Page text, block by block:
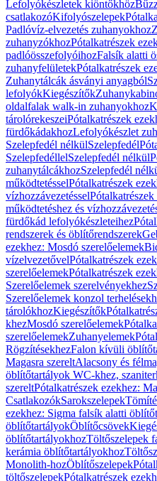
Lefolyókészletek kiöntőkhöz
csatlakozóKifolyószelepek
Padlóvíz-elvezetés zuhanyokhoz
zuhanyzókhozPótalkatrészek
padlóösszefolyóihozFalsík alatti
zuhanyfelületekPótalkatrészek
Zuhanytálcák ásványi anyagból
lefolyókKiegészítők
oldalfalak walk-in zuhanyokhoz
tárolórekeszeiPótalkatrészek
fürdőkádakhozLefolyókészlet
Szelepfedél nélkülSzelepfedél
SzelepfedéllelSzelepfedél nélkül
zuhanytálcákhozSzelepfedél
működtetésselPótalkatrészek
vízhozzávezetésselPótalkatrészek
működtetéshez és
fürdőkád lefolyókészleteihez
rendszerek és öblítőrendszerek
ezekhez: Mosdó szerelőelemek
vízelvezetővelPótalkatrészek
szerelőelemekPótalkatrészek
Szerelőelemek szerelvényekhez
Szerelőelemek konzol
tárolókhozKiegészítők
khezMosdó szerelőelemek
szerelőelemekZuhanyelemek
RögzítésekhezFalon kívüli
Magasra szereltAlacsony és
öblítőtartályok WC-khez,
szereltPótalkatrészek ezekhez:
CsatlakozókSarokszelepek
ezekhez: Sigma falsík alatti
öblítőtartályokÖblítőcsövek
öblítőtartályokhozTöltőszelepek
kerámia öblítőtartályokhoz
Monolith-hozÖblítőszelepek
töltőszelepekPótalkatrészek